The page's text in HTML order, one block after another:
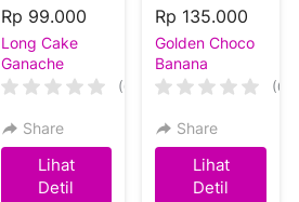
Rp 99.000
Long Cake
Ganache
Cheese
(0)
Share
Lihat
Detil
Rp 135.000
Golden Choco
Banana
(0)
Share
Lihat
Detil